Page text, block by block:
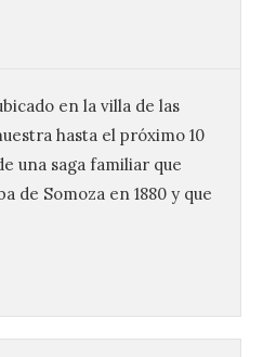
en la villa de las
hasta el próximo 10
una saga familiar que
de Somoza en 1880 y que